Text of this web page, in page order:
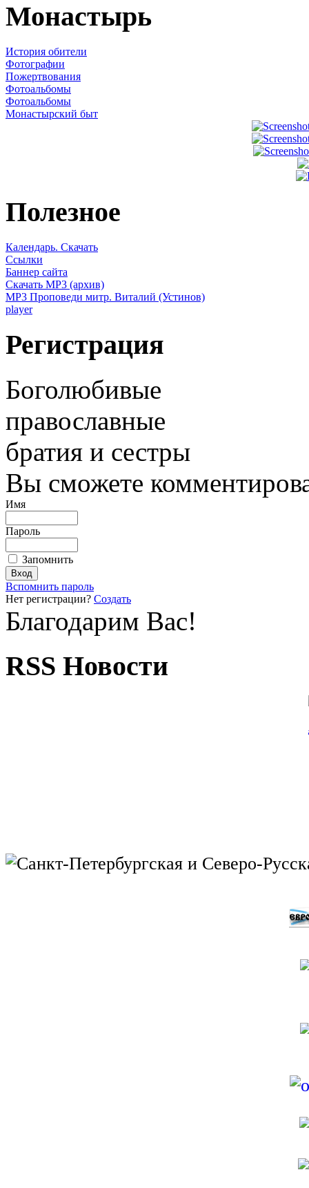
Монастырь
История обители
Фотографии
Пожертвования
Фотоальбомы
Фотоальбомы
Монастырский быт
Полезное
Календарь. Скачать
Ссылки
Баннер сайта
Скачать MP3 (архив)
MP3 Проповеди митр. Виталий (Устинов)
player
Регистрация
Боголюбивые
православные
братия и сестры
Вы сможете
Имя
Пароль
Запомнить
Вспомнить пароль
Нет регистрации? Создать
Благодарим Вас!
RSS Новости